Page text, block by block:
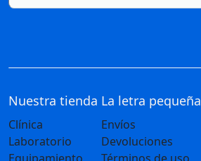
Nuestra tienda
Clínica
Laboratorio
La letra pequeña
Envíos
Devoluciones